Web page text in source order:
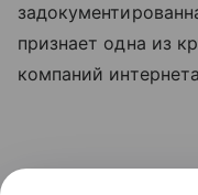
признает одна из
компаний